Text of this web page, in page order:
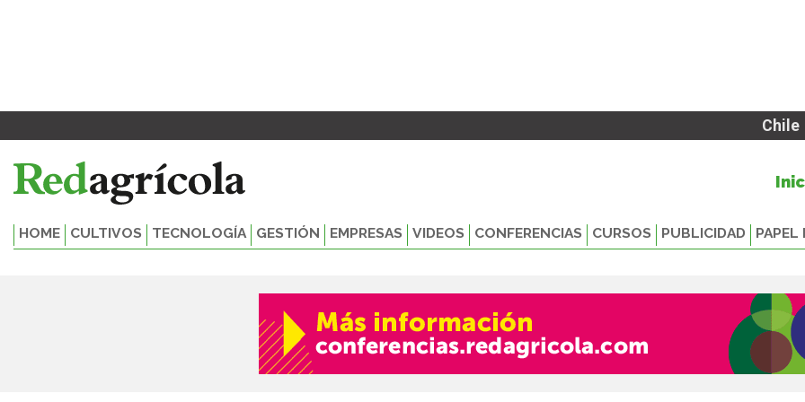
Chile
HOME CULTIVOS TECNOLOGÍA GESTIÓN EMPRESAS VIDEOS CONFERENCIAS CURSOS PUBLICIDAD PAPEL